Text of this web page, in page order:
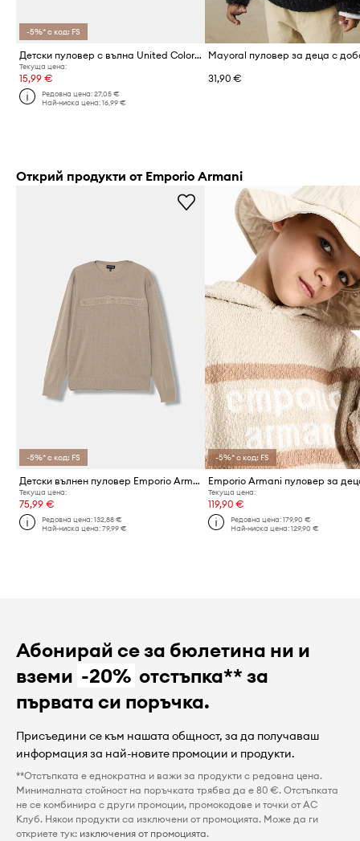
-5%* с код: FS
Детски пуловер с вълна United Colors of Benetton
Текуща цена:
15,99 €
Редовна цена:27,05 €
Най-ниска цена:16,99 €
31,90 €
Открий продукти от Emporio Armani
-5%* с код: FS
Детски вълнен пуловер Emporio Armani
Текуща цена:
75,99 €
Редовна цена:132,88 €
Най-ниска цена:79,99 €
-5%* с код: FS
Текуща цена:
119,90 €
Редовна цена: 179,90 €
Най-ниска цена: 129,90 €
Абонирай се за бюлетина ни и
вземи -20% отстъпка** за
първата си поръчка.
Присъедини се към нашата общност, за да получаваш
информация за най-новите промоции и продукти.
**Отстъпката е еднократна и важи за продукти с редовна цена.
Минималната стойност на поръчката трябва да е 80 €. Отстъпката
не се комбинира с други промоции, промокодове и точки от AC
Клуб. Някои продукти са изключени от промоцията. Може да ги
откриете тук: изключения от промоцията.